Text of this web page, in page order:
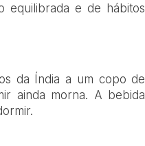
equilibrada e de hábitos
da Índia a um copo de
ainda morna. A bebida